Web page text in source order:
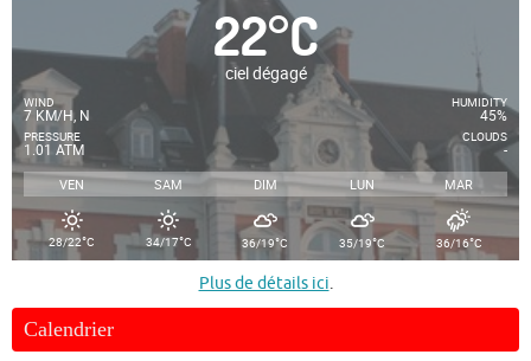
22°C
ciel dégagé
WIND
7 KM/H, N
PRESSURE
1.01 ATM
HUMIDITY
45%
CLOUDS
-
VEN SAM DIM LUN MAR
28/22°C 34/17°C 36/19°C 35/19°C 36/16°C
Plus de détails ici.
Calendrier